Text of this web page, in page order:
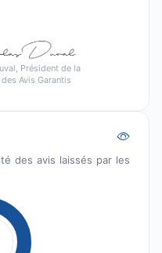
Président de la
Avis Garantis
des avis laissés par les